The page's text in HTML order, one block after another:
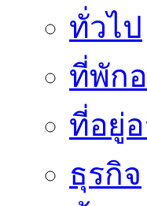
ทั่วไป
ที่พัก
ที่อยู่
ธุรกิจ